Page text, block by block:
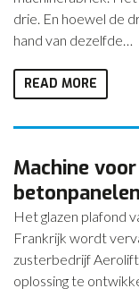
drie. En hoewel de
hand van dezelfde…
READ MORE
Machine
Het glazen plafond
Frankrijk wordt
zusterbedrijf
oplossing te